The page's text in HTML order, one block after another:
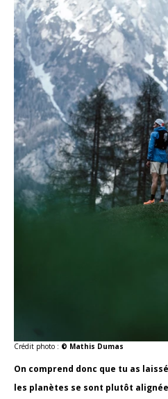
Crédit photo : © Mathis Dumas
On comprend donc que tu as
les planètes se sont plutôt